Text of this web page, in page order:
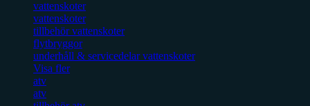
vattenskoter
vattenskoter
tillbehör vattenskoter
flytbryggor
underhåll & servicedelar vattenskoter
Visa fler
atv
atv